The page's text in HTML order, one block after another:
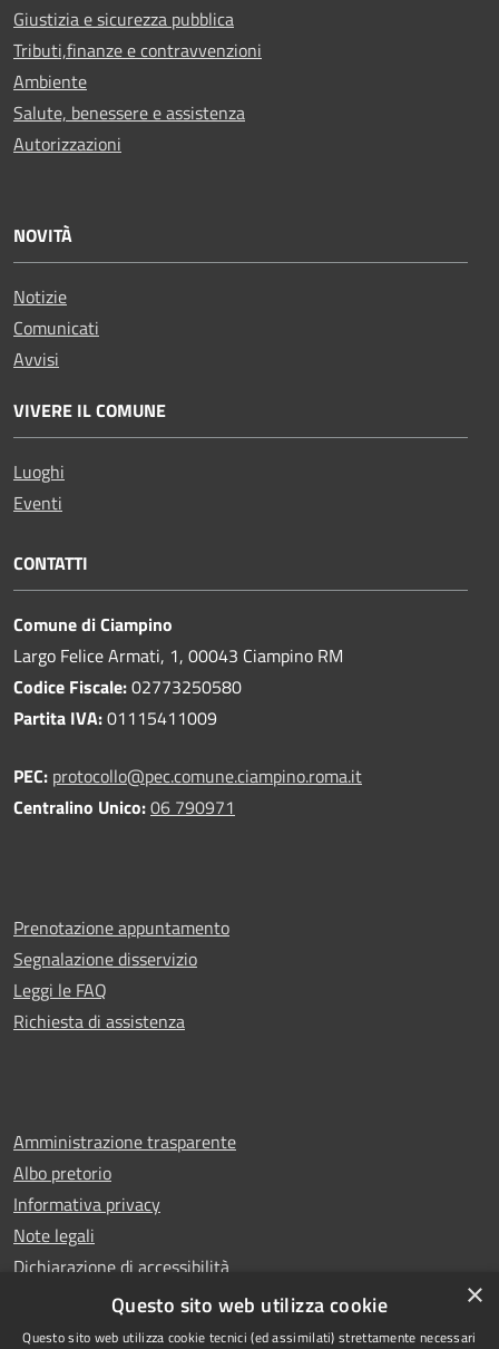
Giustizia e sicurezza pubblica
Tributi,finanze e contravvenzioni
Ambiente
Salute, benessere e assistenza
Autorizzazioni
NOVITÀ
Notizie
Comunicati
Avvisi
VIVERE IL COMUNE
Luoghi
Eventi
CONTATTI
Comune di Ciampino
Largo Felice Armati, 1, 00043 Ciampino RM
Codice Fiscale:02773250580
Partita IVA:01115411009
PEC: protocollo@pec.comune.ciampino.roma.it
Centralino Unico:06 790971
Prenotazione appuntamento
Segnalazione disservizio
Leggi le FAQ
Richiesta di assistenza
Amministrazione trasparente
Albo pretorio
Informativa privacy
Note legali
Dichiarazione di accessibilità
Whistleblowing
×
Questo sito web utilizza cookie
Questo sito web utilizza cookie tecnici (ed assimilati) strettamente necessari